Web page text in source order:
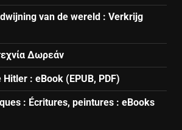
van de wereld : Verkrijg
Δωρεάν
: eBook (EPUB, PDF)
: Écritures, peintures : eBooks